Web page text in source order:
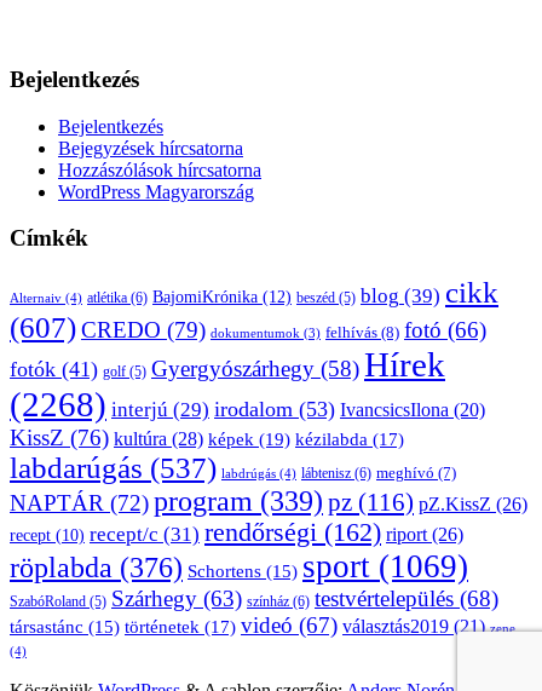
Bejelentkezés
Bejelentkezés
Bejegyzések hírcsatorna
Hozzászólások hírcsatorna
WordPress Magyarország
Címkék
Alternaiv (4) atlétika (6) BajomiKrónika (12) beszéd (5) blog (39) cikk
(607)CREDO (79) dokumentumok (3) felhívás (8) fotó (66)
fotók (41) golf (5) Gyergyószárhegy (58)Hírek
(2268) interjú (29) irodalom (53) IvancsicsIlona (20)
KissZ (76) kultúra (28) képek (19) kézilabda (17)
labdarúgás (537) labdrúgás (4) lábtenisz (6) meghívó (7)
NAPTÁR (72)program (339) pz (116) pZ.KissZ (26)
recept (10) recept/c (31) rendőrségi (162) riport(26)
röplabda (376) Schortens (15) sport (1069)
SzabóRoland (5) Szárhegy (63) színház (6) testvértelepülés (68)
társastánc (15) történetek (17) videó (67) választás2019 (21) zene
(4)